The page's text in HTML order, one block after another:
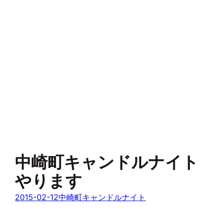
中崎町キャンドルナイト
やります
2015-02-12中崎町キャンドルナイト